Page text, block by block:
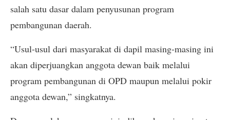
salah satu dasar dalam penyusunan program
pembangunan daerah.
“Usul-usul dari masyarakat di dapil masing-masing ini
akan diperjuangkan anggota dewan baik melalui
program pembangunan di OPD maupun melalui pokir
anggota dewan,” singkatnya.